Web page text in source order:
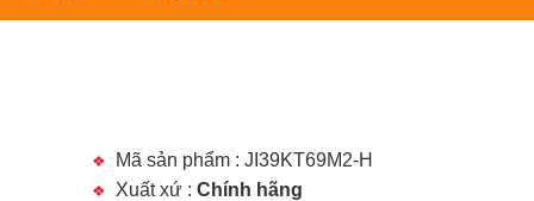
Mã sản phẩm : JI39KT69M2-H
Xuất xứ : Chính hãng